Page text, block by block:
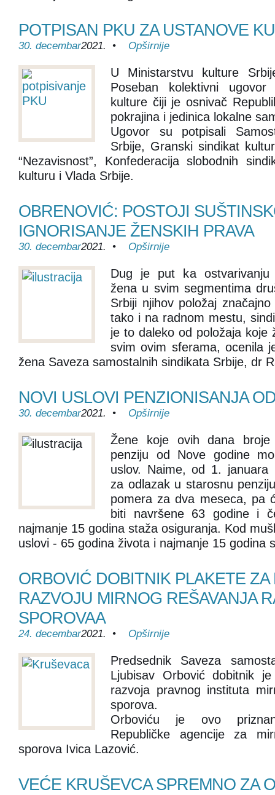
POTPISAN PKU ZA USTANOVE
30. decembar2021. • Opširnije
U Ministarstvu kulture
Poseban kolektivni
kulture čiji je osnivač
pokrajina i jedinica lokalne
Ugovor su potpisali
Srbije, Granski sindikat
“Nezavisnost”, Konfederacija slobodnih
kulturu i Vlada Srbije.
OBRENOVIĆ: POSTOJI
IGNORISANJE ŽENSKIH PRAVA
30. decembar2021. • Opširnije
Dug je put ka ostvarivanju
žena u svim segmentima
Srbiji njihov položaj
tako i na radnom mestu,
je to daleko od položaja koje
svim ovim sferama, ocenila
žena Saveza samostalnih sindikata Srbije, dr
NOVI USLOVI PENZIONISANJA
30. decembar2021. • Opširnije
Žene koje ovih dana
penziju od Nove godine
uslov. Naime, od 1. januara
za odlazak u starosnu
pomera za dva meseca, pa
biti navršene 63 godine i
najmanje 15 godina staža osiguranja. Kod
uslovi - 65 godina života i najmanje 15 godina
ORBOVIĆ DOBITNIK PLAKETE
RAZVOJU MIRNOG REŠAVANJA
SPOROVAA
24. decembar2021. • Opširnije
Predsednik Saveza
Ljubisav Orbović dobitnik
razvoja pravnog instituta
sporova.
Orboviću je ovo
Republičke agencije za
sporova Ivica Lazović.
VEĆE KRUŠEVCA SPREMNO ZA